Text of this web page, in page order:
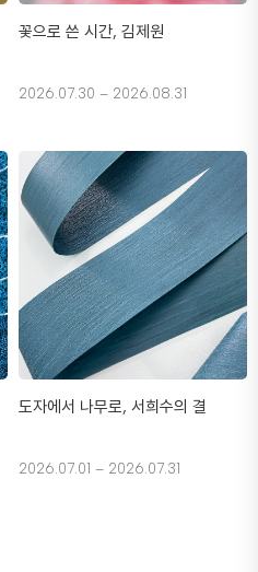
꽃으로 쓴 시간, 김제원
2026.07.30 – 2026.08.31
도자에서 나무로, 서희수의 결
2026.07.01 – 2026.07.31